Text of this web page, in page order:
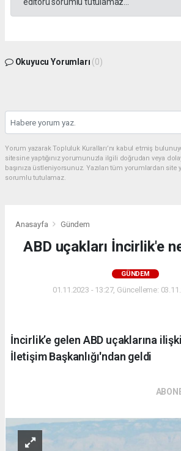
Okuyucu Yorumları (0)
Yorum yazarak Topluluk Kuralları’nı kabul etmiş
sitesine yaptığınız yorumunuzla ilgili doğrudan veya
başınıza üstleniyorsunuz. Yazılan tüm yorumlardan
sorumlu tutulamaz.
Anasayfa Gündem
ABD uçakları İncirlik'e
GÜNDEM
01.11.2023 - 13:27, Güncelleme:
İncirlik’e gelen ABD uçaklarına
İletişim Başkanlığı'ndan geldi